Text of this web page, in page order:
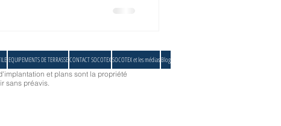
EQUIPEMENTS DE TERRASSECONTACT SOCOTEXSOCOTEX et les médiasBlog
et plans sont la propriété
sans préavis.